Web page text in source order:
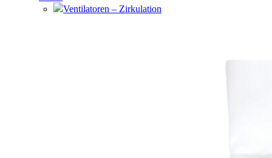
Ventilatoren – Zirkulation